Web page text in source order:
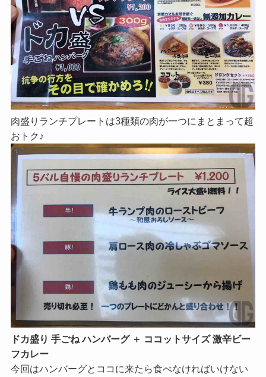
肉盛りランチプレートは3種類の肉が一つにまとまって超
おトク♪
ドカ盛り 手ごね ハンバーグ ＋ ココットサイズ 激辛ビー
フカレー
今回はハンバーグとココに来たら食べなければいけない